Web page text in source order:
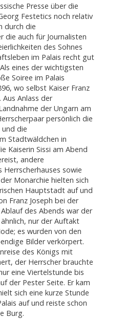
Presse über die
Festetics noch relativ
durch die
auch für Journalisten
des Sohnes
im Palais recht gut
eines der wichtigsten
Soiree im Palais
wo selbst Kaiser Franz
Aus Anlass der
der Ungarn am
persönlich die
und die
Stadtwäldchen in
Kaiserin Sissi am Abend
andere
sowie
Monarchie hielten sich
Hauptstadt auf und
Franz Joseph bei der
des Abends war der
nur der Auftakt
es wurden von den
Bilder verkörpert.
des Königs mit
der Herrscher brauchte
eine Viertelstunde bis
der Pester Seite. Er kam
sich eine kurze Stunde
auf und reiste schon
Burg.